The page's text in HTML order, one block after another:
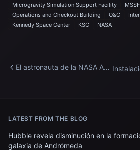
Microgravity Simulation Support Facility
MSSF
Operations and Checkout Building
O&C
Kennedy Space Center
KSC NASA
El astronauta de la NASA Anil
LATEST FROM THE BLOG
Hubble revela disminución en la
galaxia de Andrómeda